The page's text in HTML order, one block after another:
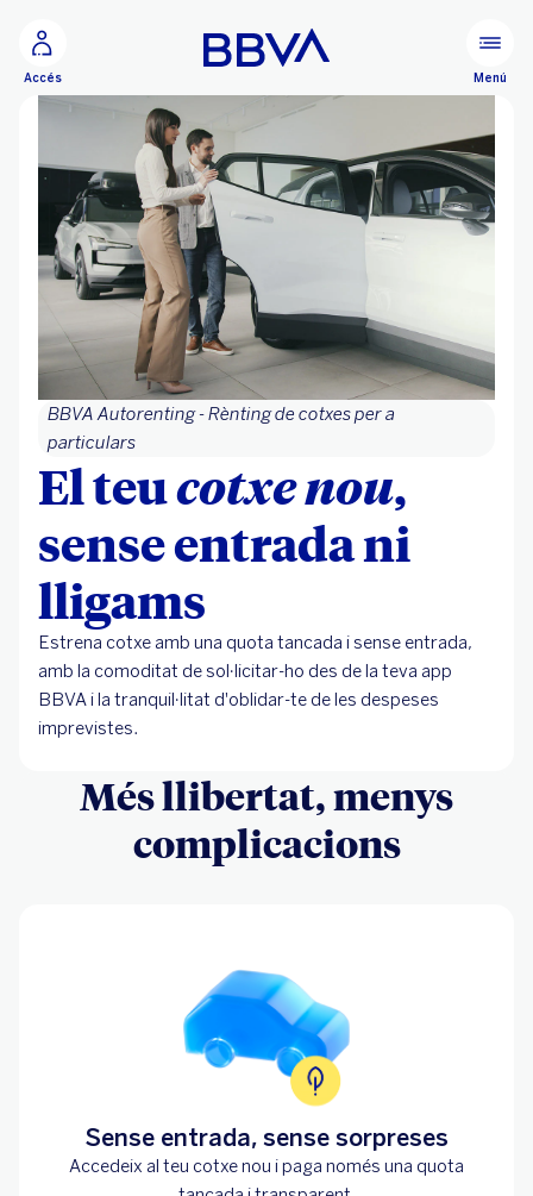
Accés Menú
BBVA Autorenting - Rènting de cotxes per a
particulars
El teucotxe nou,
sense entrada ni
lligams
Estrena cotxe amb una quota tancada i sense entrada,
amb la comoditat de sol·licitar-ho des de la teva app
BBVA i la tranquil·litat d'oblidar-te de les despeses
imprevistes.
Més llibertat, menys
complicacions
Sense entrada, sense sorpreses
Accedeix al teu cotxe nou i paga només una quota